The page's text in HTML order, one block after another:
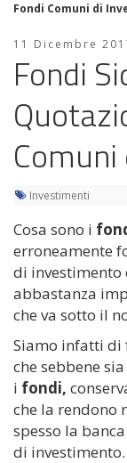
Fondi Comuni di
11 Dicembre
Fondi
Investimenti
Cosa sono i
erroneamente
di investimento
abbastanza
che va sotto il
Siamo infatti di
che sebbene
i fondi,
che la rendono
spesso la
di investimento.